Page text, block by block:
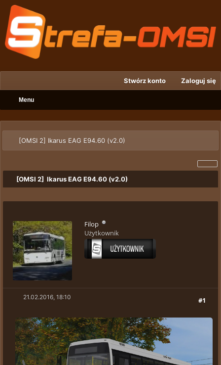
Stwórz konto Zaloguj się
Menu
[OMSI 2] Ikarus EAG E94.60 (v2.0)
[OMSI 2] Ikarus EAG E94.60 (v2.0)
Filop
Użytkownik
#1
21.02.2016, 18:10